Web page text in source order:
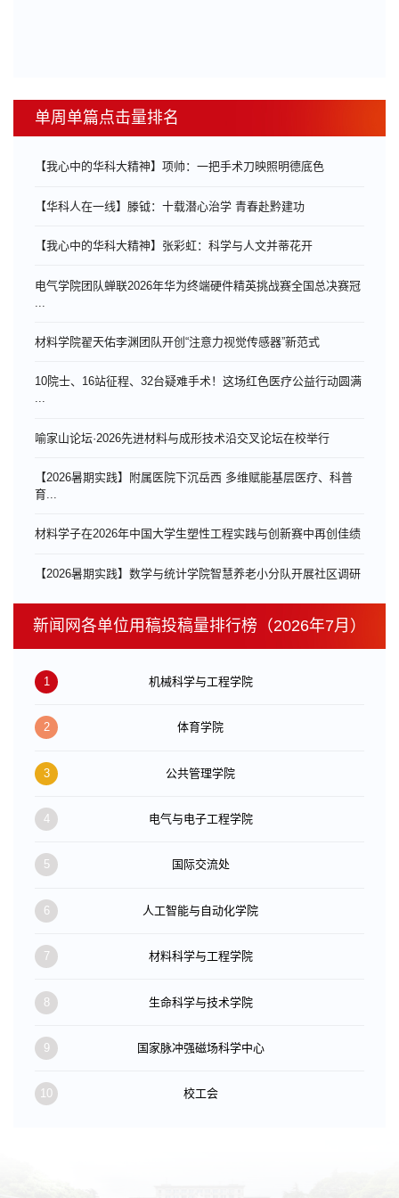
单周单篇点击量排名
【我心中的华科大精神】项帅：一把手术刀映照明德底色
【华科人在一线】滕钺：十载潜心治学 青春赴黔建功
【我心中的华科大精神】张彩虹：科学与人文并蒂花开
电气学院团队蝉联2026年华为终端硬件精英挑战赛全国总决赛冠
材料学院翟天佑李渊团队开创“注意力视觉传感器”新范式
10院士、16站征程、32台疑难手术！这场红色医疗公益行动圆满
...
喻家山论坛·2026先进材料与成形技术沿交叉论坛在校举行
【2026暑期实践】附属医院下沉岳西 多维赋能基层医疗、科普
育...
材料学子在2026年中国大学生塑性工程实践与创新赛中再创佳绩
【2026暑期实践】数学与统计学院智慧养老小分队开展社区调研
新闻网各单位用稿投稿量排行榜（2026年7月）
1 机械科学与工程学院
2 体育学院
3 公共管理学院
4 电气与电子工程学院
5 国际交流处
6 人工智能与自动化学院
7 材料科学与工程学院
8 生命科学与技术学院
9 国家脉冲强磁场科学中心
10 校工会